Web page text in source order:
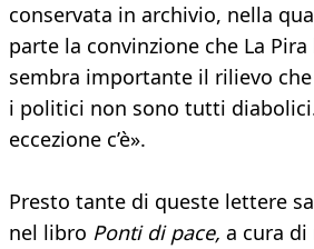
conservata in archivio, nella
parte la convinzione che La
sembra importante il rilievo
i politici non sono tutti
eccezione c’è».
Presto tante di queste lettere
nel libro Ponti di pace, a cura